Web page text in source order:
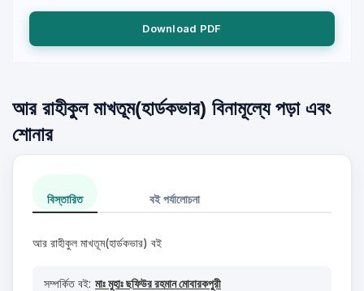
Download PDF
আর রাহীকুল মাখতূম(হার্ডকভার) বিনামূল্যে পড়া এবং
শোনার
বিস্তারিত বই পর্যালোচনা
আর রাহীকুল মাখতূম(হার্ডকভার) বই
সম্পর্কিত বই: মাঃ মুহাঃ ছফিউর রহমান মোবারকপুরী